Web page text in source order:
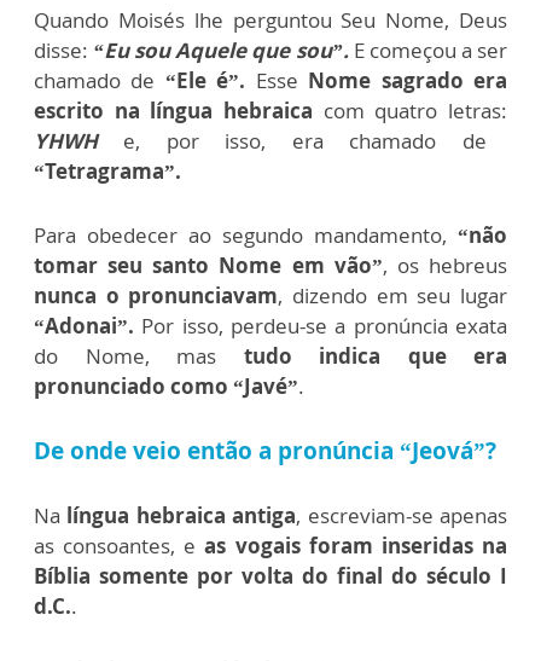
Quando Moisés lhe perguntou Seu Nome, Deus
disse: “Eu sou Aquele que sou”.E começou a ser
chamado de “Ele é”. Esse Nome sagrado era
escrito na língua hebraica com quatro letras:
YHWHe, por isso, era chamado de
“Tetragrama”.
Para obedecer ao segundo mandamento, “não
tomar seu santo Nome em vão”, os hebreus
nunca o pronunciavam, dizendo em seu lugar
“Adonai”. Por isso, perdeu-se a pronúncia exata
do Nome, mas tudo indica que era
pronunciado como “Javé”.
De onde veio então a pronúncia “Jeová”?
Na língua hebraica antiga, escreviam-se apenas
as consoantes, eas vogais foram inseridas na
Bíblia somente por volta do final do século I
d.C..